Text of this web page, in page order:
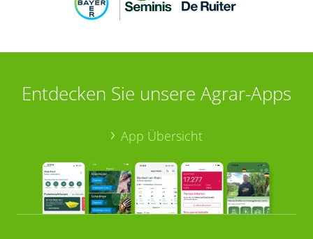
Entdecken Sie unsere Agrar-Apps
App Übersicht